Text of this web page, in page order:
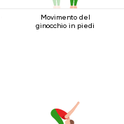
Movimento del
ginocchio in piedi